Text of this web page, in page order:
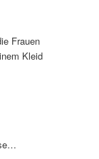
Frauen
Kleid